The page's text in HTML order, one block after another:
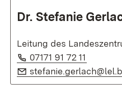
Dr. Stefanie
Leitung des
Telefon:
07171 91 72 11
E-Mail: